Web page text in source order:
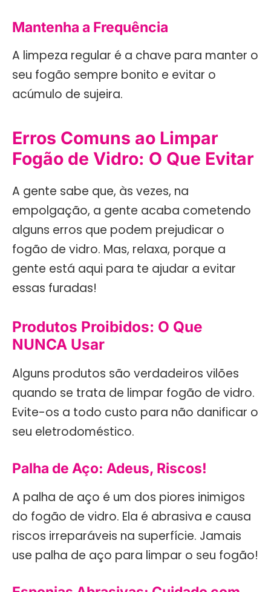
Mantenha a Frequência
A limpeza regular é a chave para manter o
seu fogão sempre bonito e evitar o
acúmulo de sujeira.
Erros Comuns ao Limpar
Fogão de Vidro: O Que Evitar
A gente sabe que, às vezes, na
empolgação, a gente acaba cometendo
alguns erros que podem prejudicar o
fogão de vidro. Mas, relaxa, porque a
gente está aqui para te ajudar a evitar
essas furadas!
Produtos Proibidos: O Que
NUNCA Usar
Alguns produtos são verdadeiros vilões
quando se trata de limpar fogão de vidro.
Evite-os a todo custo para não danificar o
seu eletrodoméstico.
Palha de Aço: Adeus, Riscos!
A palha de aço é um dos piores inimigos
do fogão de vidro. Ela é abrasiva e causa
riscos irreparáveis na superfície. Jamais
use palha de aço para limpar o seu fogão!